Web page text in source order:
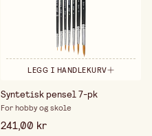
LEGG I HANDLEKURV
Syntetisk pensel 7-pk
For hobby og skole
241,00 kr